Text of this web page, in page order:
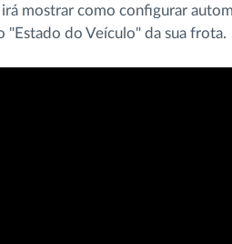
mostrar como configurar
"Estado do Veículo" da sua frota.